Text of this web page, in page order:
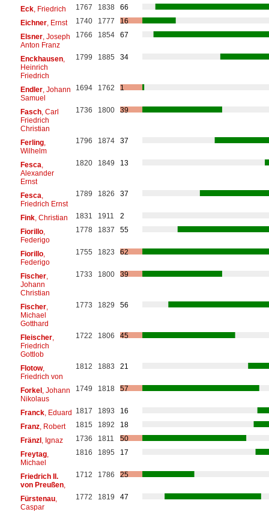
Eck, Friedrich 1767 1838
66
Eichner, Ernst 1740 1777
16
Elsner, Joseph
Anton Franz
1766 1854 67
Enckhausen,
Heinrich
Friedrich
1799 1885 34
Endler, Johann
Samuel
1694 1762 1
Fasch, Carl
Friedrich
Christian
1736 1800 39
Ferling,
Wilhelm
1796 1874 37
Fesca
Alexander
Ernst
1820 1849 13
Fesca
Friedrich Ernst
1789 1826 37
Fink, Christian 1831 1911
2
Fiorillo,
Federigo
1778 1837 55
Fiorillo,
Federigo
1755 1823 62
Fischer,
Johann
Christian
1733 1800 39
Fischer,
Michael
Gotthard
1773 1829 56
Fleischer,
Friedrich
Gottlob
1722 1806 45
Flotow,
Friedrich von
1812 1883 21
Forkel, Johann
Nikolaus
1749 1818 57
Franck, Eduard 1817 1893
16
Franz, Robert 1815 1892
18
Fränzl, Ignaz 1736 1811
50
Freytag,
Michael
1816 1895 17
Friedrich II.
von Preußen,
1712 1786 25
Fürstenau,
Caspar
1772 1819 47